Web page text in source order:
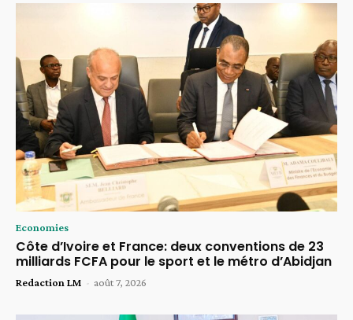
Economies
Côte d’Ivoire et France: deux conventions de 23
milliards FCFA pour le sport et le métro d’Abidjan
Redaction LM - août 7, 2026